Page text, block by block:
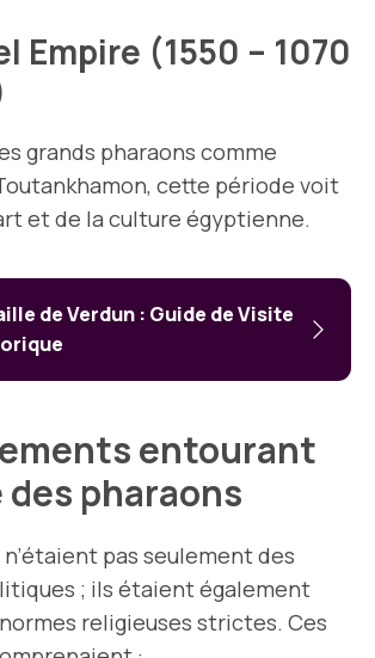
Empire (1550 – 1070
grands pharaons comme
cette période voit
et de la culture égyptienne.
de Verdun : Guide de Visite
entourant
des pharaons
pas seulement des
; ils étaient également
religieuses strictes. Ces